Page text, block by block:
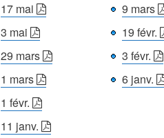
17 mai
3 mai
29 mars
1 mars
1 févr.
11 janv.
9 mars
19 févr.
3 févr.
6 janv.